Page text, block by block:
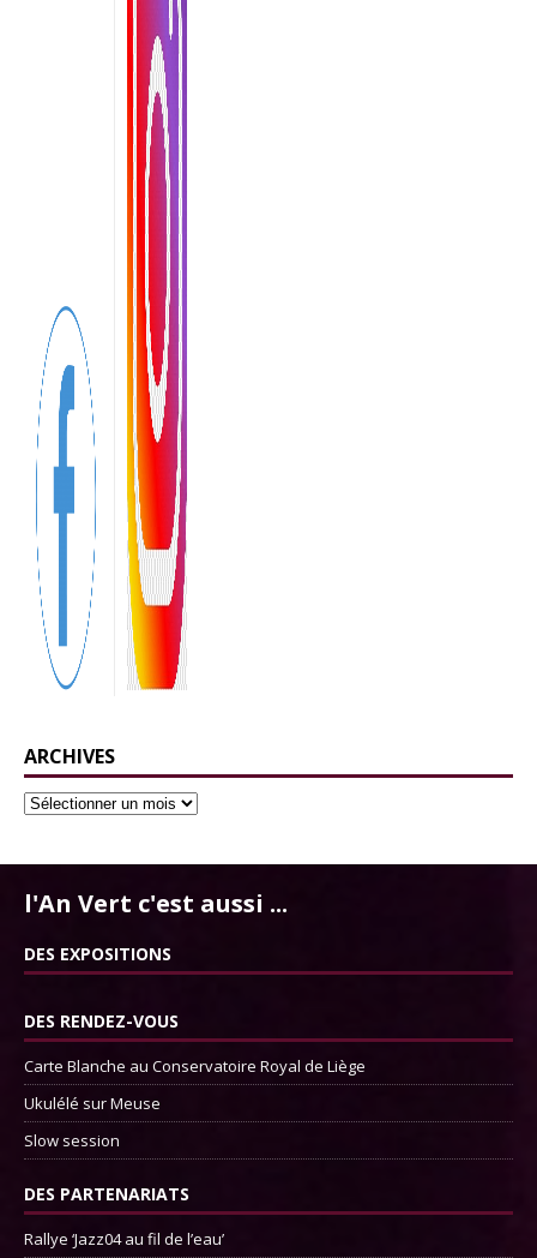
ARCHIVES
l'An Vert c'est aussi ...
DES EXPOSITIONS
DES RENDEZ-VOUS
Carte Blanche au Conservatoire Royal de Liège
Ukulélé sur Meuse
Slow session
DES PARTENARIATS
Rallye ‘Jazz04 au fil de l’eau’